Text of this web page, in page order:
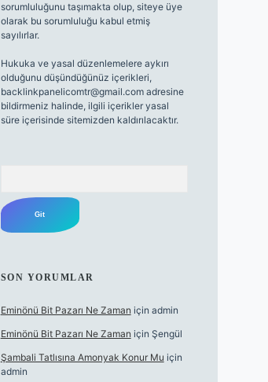
sorumluluğunu taşımakta olup, siteye üye
olarak bu sorumluluğu kabul etmiş
sayılırlar.
Hukuka ve yasal düzenlemelere aykırı
olduğunu düşündüğünüz içerikleri,
backlinkpanelicomtr@gmail.comadresine
bildirmeniz halinde, ilgili içerikler yasal
süre içerisinde sitemizden kaldırılacaktır.
SON YORUMLAR
Eminönü Bit Pazarı Ne Zaman için admin
Eminönü Bit Pazarı Ne Zaman için Şengül
Şambali Tatlısına Amonyak Konur Mu için
admin